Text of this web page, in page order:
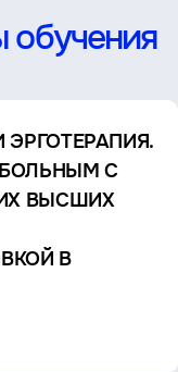
С
ВЫСШИХ
В